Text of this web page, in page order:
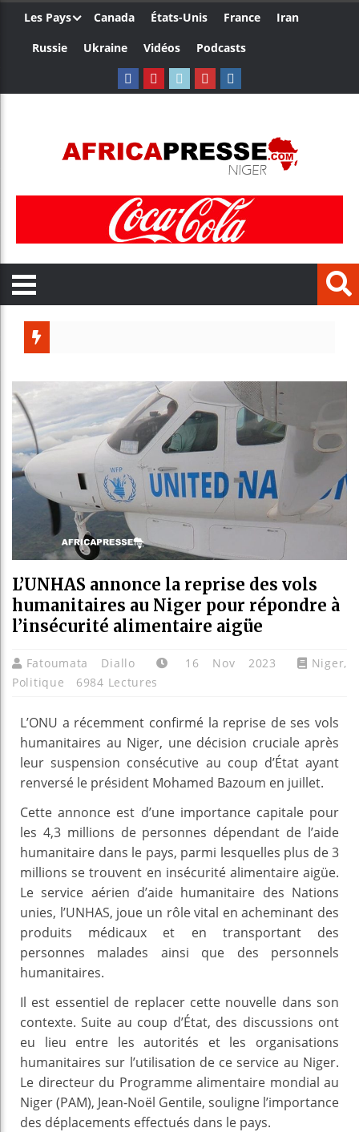
Les Pays Canada États-Unis France
Iran
Russie
Ukraine Vidéos Podcasts
Bénin :
L’UNHAS annonce la reprise des vols
humanitaires au Niger pour répondre à
l’insécurité alimentaire aigüe
Fatoumata Diallo 16 Nov 2023 Niger,
Politique
6984 Lectures
L’ONU a récemment confirmé la reprise de ses vols
humanitaires au Niger, une décision cruciale après
leur suspension consécutive au coup d’État ayant
renversé le président Mohamed Bazoum en juillet.
Cette annonce est d’une importance capitale pour
les 4,3 millions de personnes dépendant de l’aide
humanitaire dans le pays, parmi lesquelles plus de 3
millions se trouvent en insécurité alimentaire aigüe.
Le service aérien d’aide humanitaire des Nations
unies, l’UNHAS, joue un rôle vital en acheminant des
produits médicaux et en transportant des
personnes malades ainsi que des personnels
humanitaires.
Il est essentiel de replacer cette nouvelle dans son
contexte. Suite au coup d’État, des discussions ont
eu lieu entre les autorités et les organisations
humanitaires sur l’utilisation de ce service au Niger.
Le directeur du Programme alimentaire mondial au
Niger (PAM), Jean-Noël Gentile, souligne l’importance
des déplacements effectués dans le pays.